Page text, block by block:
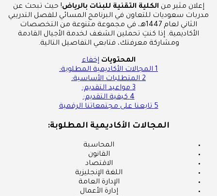
إعلان مثير من الكلية التقنية للبنات بالرياض! حيث تبحث عن
مدربات سعوديات للتعاون في البرنامج المسائي للفصل التدريبي
الثاني لعام 1447هـ، في مجموعة متنوعة من التخصصات
الأكاديمية. إذا كنتِ تحملين الشغف لخدمة الأجيال القادمة
ومشاركة معرفتك، فتابعي التفاصيل التالية.
المحتويات إخفاء
1 المجالات الأكاديمية المطلوبة:
2 المتطلبات الأساسية:
3 مواعيد التقديم:
4 كيفية التقديم:
5 تابعنا على مجتمعاتنا الرقمية
المجالات الأكاديمية المطلوبة:
المحاسبة
القانون
الاقتصاد
اللغة الإنجليزية
الإدارة العامة
إدارة الأعمال